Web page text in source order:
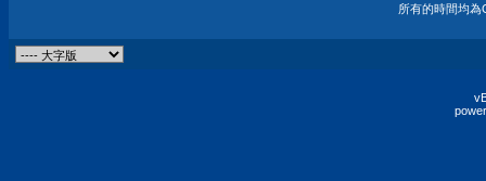
所有的時間均為